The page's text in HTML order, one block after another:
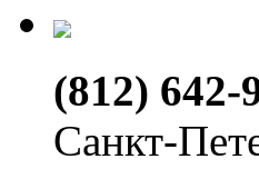
(812) 642-
Санкт-